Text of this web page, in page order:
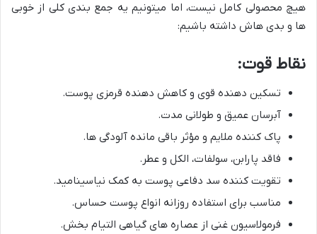
هیچ محصولی کامل نیست، اما میتونیم یه جمع بندی کلی از خوبی
ها و بدی هاش داشته باشیم:
نقاط قوت:
تسکین دهنده قوی و کاهش دهنده قرمزی پوست.
آبرسان عمیق و طولانی مدت.
پاک کننده ملایم و مؤثر باقی مانده آلودگی ها.
فاقد پارابن، سولفات، الکل و عطر.
تقویت کننده سد دفاعی پوست به کمک نیاسینامید.
مناسب برای استفاده روزانه انواع پوست حساس.
فرمولاسیون غنی از عصاره های گیاهی التیام بخش.